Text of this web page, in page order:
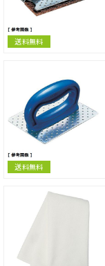
送料無料
送料無料